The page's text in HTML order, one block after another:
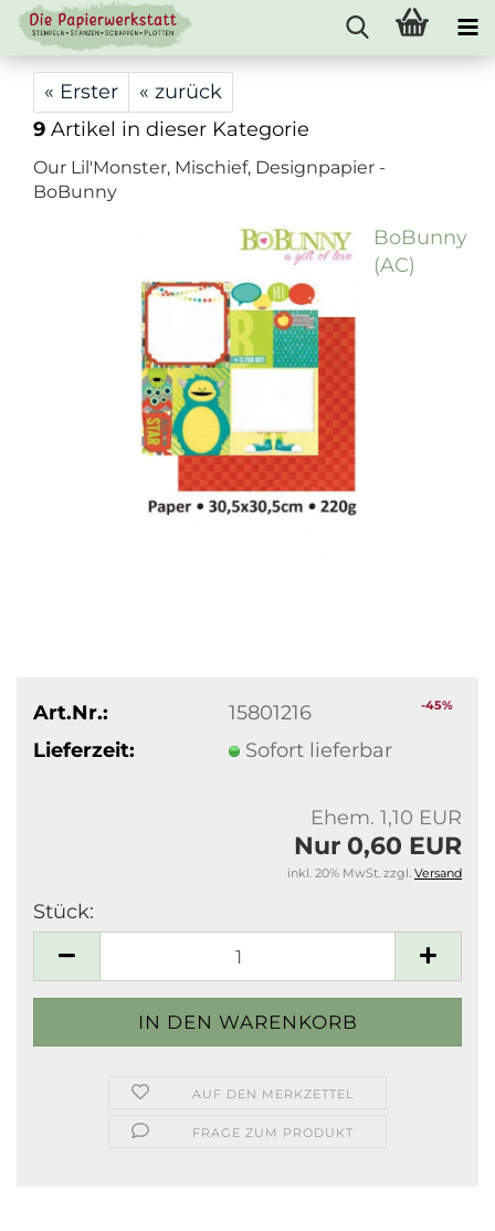
« Erster
« zurück
9 Artikel in dieser Kategorie
Our Lil'Monster, Mischief, Designpapier -
BoBunny
BoBunny
(AC)
-45%
Art.Nr.:
15801216
Lieferzeit:
Sofort lieferbar
Ehem. 1,10 EUR
Nur 0,60 EUR
inkl. 20% MwSt. zzgl. Versand
Stück:
AUF DEN MERKZETTEL
FRAGE ZUM PRODUKT